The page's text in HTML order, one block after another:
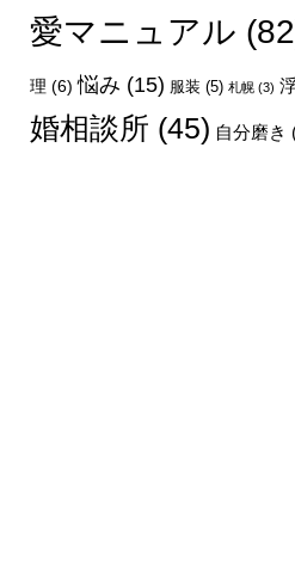
愛マニュアル
理 (6) 悩み (15) 服装 (5) 札幌(3)
婚相談所 (45) 自分磨き